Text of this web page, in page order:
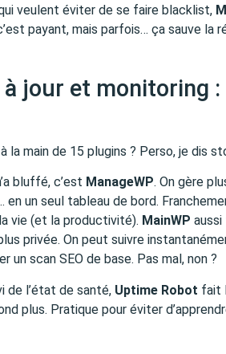
veulent éviter de se faire blacklist,
payant, mais parfois… ça sauve la
à jour et monitoring
la main de 15 plugins ? Perso, je dis
bluffé, c’est ManageWP. On gère
en un seul tableau de bord.
vie (et la productivité). MainWP
privée. On peut suivre
un scan SEO de base. Pas mal, non ?
de l’état de santé, Uptime Robot fait
plus. Pratique pour éviter